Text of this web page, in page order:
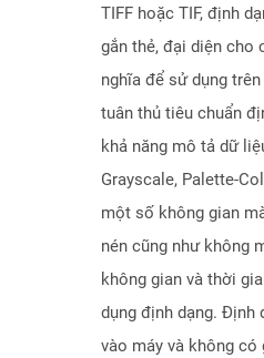
TIFF hoặc TIF, định
gắn thẻ, đại diện cho
nghĩa để sử dụng
tuân thủ tiêu chuẩn
khả năng mô tả dữ
Grayscale, Palette-
một số không gian
nén cũng như không
không gian và thời
dụng định dạng. Định
vào máy và không có